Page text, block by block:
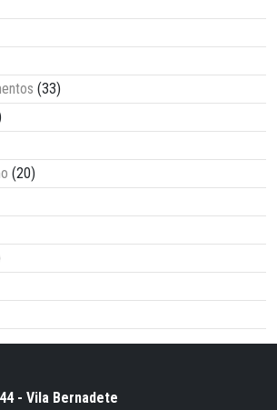
(33)
(20)
- Vila Bernadete